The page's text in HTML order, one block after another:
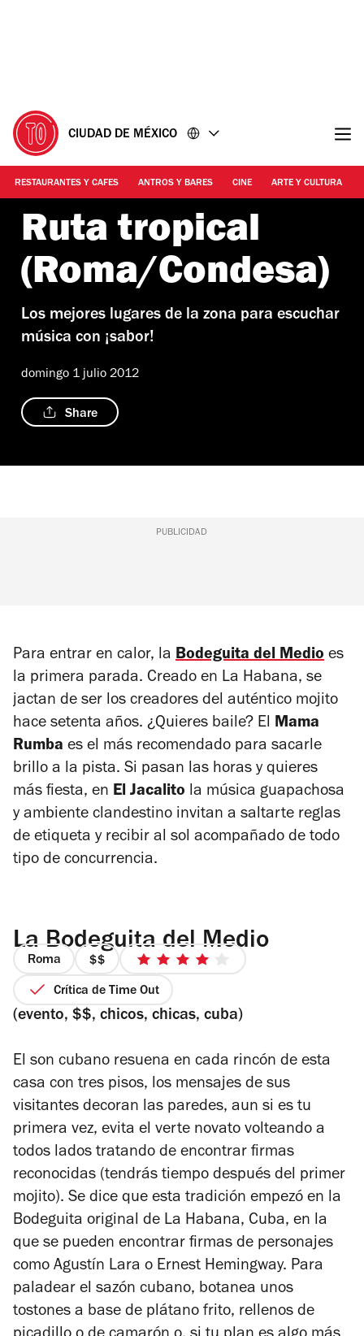
CIUDAD DE MÉXICO
RESTAURANTES Y CAFES ANTROS Y BARES CINE ARTE Y CULTURA
Ruta tropical
(Roma/Condesa)
Los mejores lugares de la zona para escuchar
música con ¡sabor!
domingo 1 julio 2012
Share
PUBLICIDAD
Para entrar en calor, la Bodeguita del Medio es
la primera parada. Creado en La Habana, se
jactan de ser los creadores del auténtico mojito
hace setenta años. ¿Quieres baile? El Mama
Rumba es el más recomendado para sacarle
brillo a la pista. Si pasan las horas y quieres
más fiesta, en El Jacalito la música guapachosa
y ambiente clandestino invitan a saltarte reglas
de etiqueta y recibir al sol acompañado de todo
tipo de concurrencia.
La Bodeguita del Medio
Roma
precio
2
de
4
estrellas
Crítica de Time Out
(evento, $$, chicos, chicas, cuba)
El son cubano resuena en cada rincón de esta
casa con tres pisos, los mensajes de sus
visitantes decoran las paredes, aun si es tu
primera vez, evita el verte novato volteando a
todos lados tratando de encontrar firmas
reconocidas (tendrás tiempo después del primer
mojito). Se dice que esta tradición empezó en la
Bodeguita original de La Habana, Cuba, en la
que se pueden encontrar firmas de personajes
como Agustín Lara o Ernest Hemingway. Para
paladear el sazón cubano, botanea unos
tostones a base de plátano frito, rellenos de